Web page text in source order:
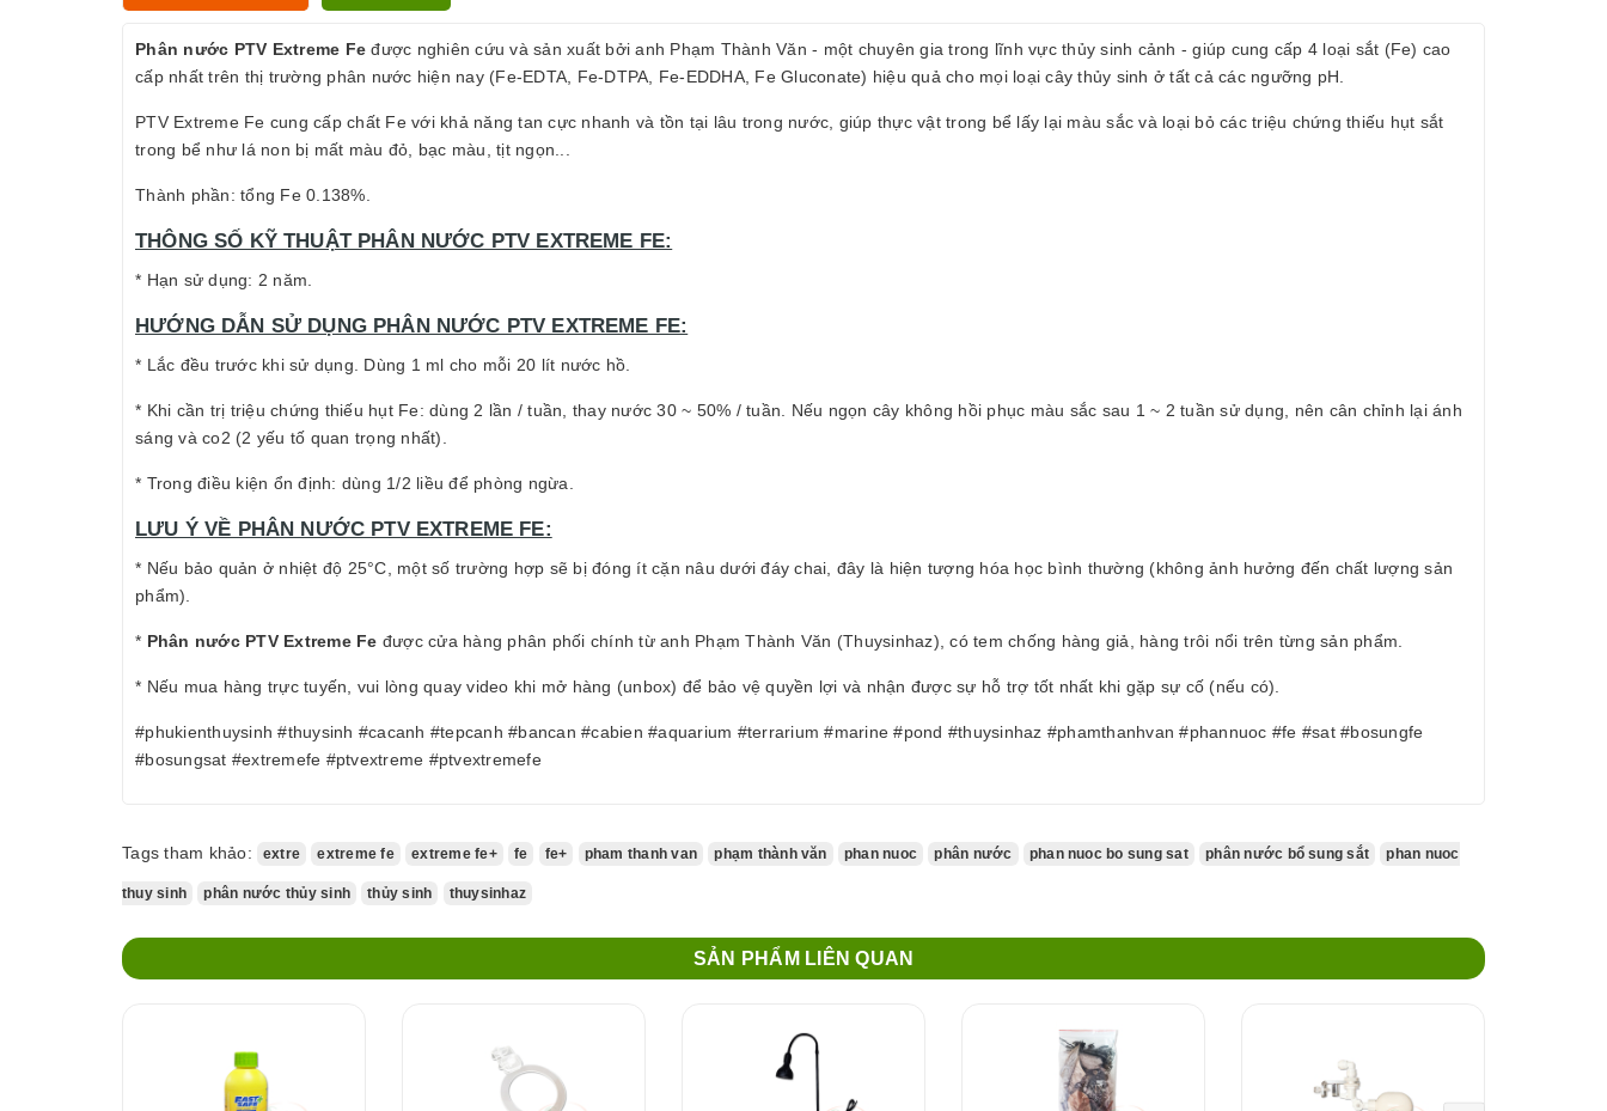
Phân nước PTV Extreme Fe được nghiên cứu và sản xuất bởi anh Phạm Thành Văn - một chuyên gia trong lĩnh vực thủy sinh cảnh - giúp cung cấp 4 loại sắt (Fe) cao
cấp nhất trên thị trường phân nước hiện nay (Fe-EDTA, Fe-DTPA, Fe-EDDHA, Fe Gluconate) hiệu quả cho mọi loại cây thủy sinh ở tất cả các ngưỡng pH.
PTV Extreme Fe cung cấp chất Fe với khả năng tan cực nhanh và tồn tại lâu trong nước, giúp thực vật trong bể lấy lại màu sắc và loại bỏ các triệu chứng thiếu hụt sắt
trong bể như lá non bị mất màu đỏ, bạc màu, tịt ngọn...
Thành phần: tổng Fe 0.138%.
THÔNG SỐ KỸ THUẬT PHÂN NƯỚC PTV EXTREME FE:
* Hạn sử dụng: 2 năm.
HƯỚNG DẪN SỬ DỤNG PHÂN NƯỚC PTV EXTREME FE:
* Lắc đều trước khi sử dụng. Dùng 1 ml cho mỗi 20 lít nước hồ.
* Khi cần trị triệu chứng thiếu hụt Fe: dùng 2 lần / tuần, thay nước 30 ~ 50% / tuần. Nếu ngọn cây không hồi phục màu sắc sau 1 ~ 2 tuần sử dụng, nên cân chỉnh lại ánh
sáng và co2 (2 yếu tố quan trọng nhất).
* Trong điều kiện ổn định: dùng 1/2 liều để phòng ngừa.
LƯU Ý VỀ PHÂN NƯỚC PTV EXTREME FE:
* Nếu bảo quản ở nhiệt độ 25°C, một số trường hợp sẽ bị đóng ít cặn nâu dưới đáy chai, đây là hiện tượng hóa học bình thường (không ảnh hưởng đến chất lượng sản
phẩm).
* Phân nước PTV Extreme Fe được cửa hàng phân phối chính từ anh Phạm Thành Văn (Thuysinhaz), có tem chống hàng giả, hàng trôi nổi trên từng sản phẩm.
* Nếu mua hàng trực tuyến, vui lòng quay video khi mở hàng (unbox) để bảo vệ quyền lợi và nhận được sự hỗ trợ tốt nhất khi gặp sự cố (nếu có).
#phukienthuysinh #thuysinh #cacanh #tepcanh #bancan #cabien #aquarium #terrarium #marine #pond #thuysinhaz #phamthanhvan #phannuoc #fe #sat #bosungfe
#bosungsat #extremefe #ptvextreme #ptvextremefe
Tags tham khảo: extre extreme fe extreme fe+ fe fe+ pham thanh van phạm thành văn phan nuoc phân nước phan nuoc bo sung sat phân nước bổ sung sắt phan nuoc
thuy sinh phân nước thủy sinh thủy sinh thuysinhaz
SẢN PHẨM LIÊN QUAN